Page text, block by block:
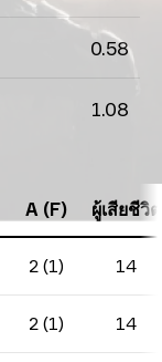
0.58
1.08
A (F) ผู้เสียชีวิต
2 (1) 14
2 (1) 14